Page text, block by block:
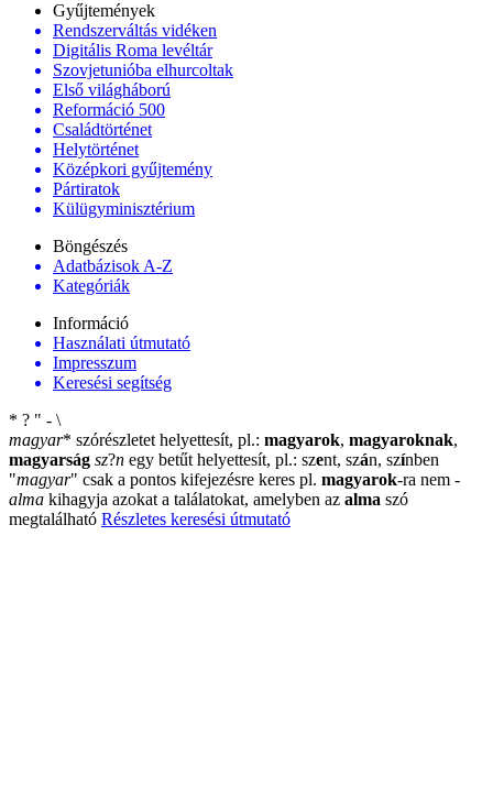
Gyűjtemények
Rendszerváltás vidéken
Digitális Roma levéltár
Szovjetunióba elhurcoltak
Első világháború
Reformáció 500
Családtörténet
Helytörténet
Középkori gyűjtemény
Pártiratok
Külügyminisztérium
Böngészés
Adatbázisok A-Z
Kategóriák
Információ
Használati útmutató
Impresszum
Keresési segítség
* ? " - \
magyar* szórészletet helyettesít, pl.: magyarok, magyaroknak,
magyarság sz?n egy betűt helyettesít, pl.: szent, szán, színben
"magyar" csak a pontos kifejezésre keres pl. magyarok-ra nem -
alma kihagyja azokat a találatokat, amelyben az alma szó
megtalálható Részletes keresési útmutató